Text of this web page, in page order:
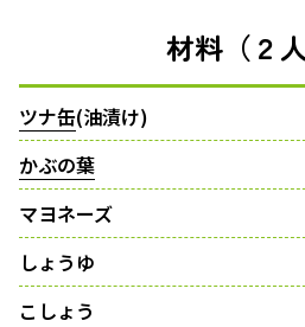
材料（２人
ツナ缶(油漬け)
かぶの葉
マヨネーズ
しょうゆ
こしょう